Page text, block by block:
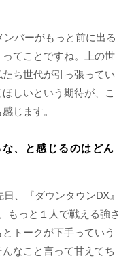
バーがもっと前に出る
てことですね。上の世
ち世代が引っ張ってい
しいという期待が、こ
じます。
、と感じるのはどん
、『ダウンタウンDX』
もっと１人で戦える強さ
トークが下手っていう
なこと言って甘えてち